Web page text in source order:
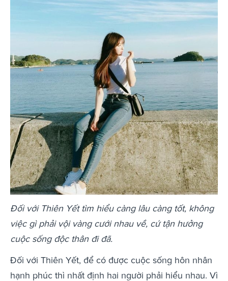
Đối với Thiên Yết tìm hiểu càng lâu càng tốt, không
việc gì phải vội vàng cưới nhau về, cứ tận hưởng
cuộc sống độc thân đi đã.
Đối với Thiên Yết, để có được cuộc sống hôn nhân
hạnh phúc thì nhất định hai người phải hiểu nhau. Vì